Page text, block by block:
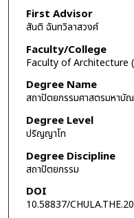
First Advisor
สันติ ฉันทวิลาสวงศ์
Faculty/College
Faculty of Architecture
Degree Name
สถาปัตยกรรมศาสตรมหาบั
Degree Level
ปริญญาโท
Degree Discipline
สถาปัตยกรรม
DOI
10.58837/